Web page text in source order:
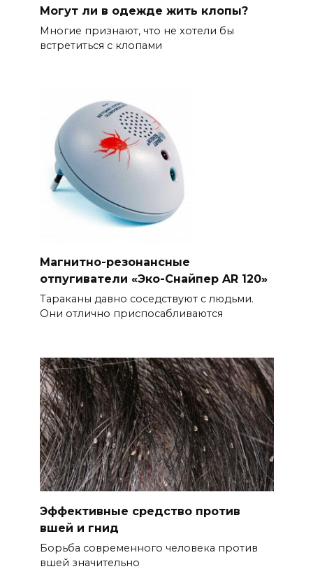
Могут ли в одежде жить клопы?
Многие признают, что не хотели бы
встретиться с клопами
Магнитно-резонансные
отпугиватели «Эко-Снайпер AR 120»
Тараканы давно соседствуют с людьми.
Они отлично приспосабливаются
Эффективные средство против
вшей и гнид
Борьба современного человека против
вшей значительно